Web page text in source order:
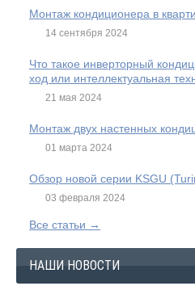
Монтаж кондиционера в
14 сентября 2024
Что такое инверторный
ход или интеллектуальная
21 мая 2024
Монтаж двух настенных
01 марта 2024
Обзор новой серии KSGU
03 февраля 2024
Все статьи →
НАШИ НОВОСТИ